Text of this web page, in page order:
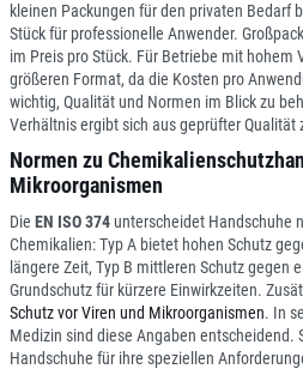
kleinen Packungen für den privaten Bedarf
Stück für professionelle Anwender.
im Preis pro Stück. Für Betriebe mit hohem
größeren Format, da die Kosten pro
wichtig, Qualität und Normen im Blick zu
Verhältnis ergibt sich aus geprüfter Qualität
Normen zu
Mikroorganismen
Die EN ISO 374unterscheidet Handschuhe
Chemikalien: Typ A bietet hohen Schutz
längere Zeit, Typ B mittleren Schutz gegen
Grundschutz für kürzere Einwirkzeiten.
Schutz vor Viren und Mikroorganismen. In
Medizin sind diese Angaben entscheidend.
Handschuhe für ihre speziellen